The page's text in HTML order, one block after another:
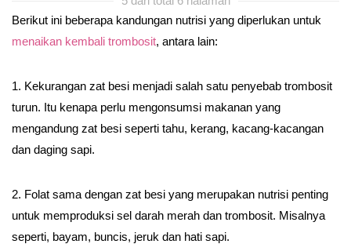
Berikut ini beberapa kandungan nutrisi yang diperlukan untuk
menaikan kembali trombosit, antara lain:
1. Kekurangan zat besi menjadi salah satu penyebab trombosit
turun. Itu kenapa perlu mengonsumsi makanan yang
mengandung zat besi seperti tahu, kerang, kacang-kacangan
dan daging sapi.
2. Folat sama dengan zat besi yang merupakan nutrisi penting
untuk memproduksi sel darah merah dan trombosit. Misalnya
seperti, bayam, buncis, jeruk dan hati sapi.